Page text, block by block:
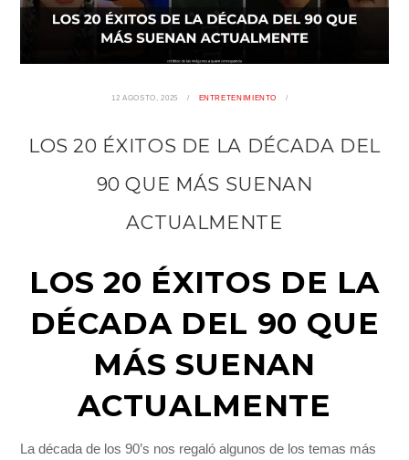
12 AGOSTO, 2025 ENTRETENIMIENTO
LOS 20 ÉXITOS DE LA DÉCADA DEL
90 QUE MÁS SUENAN
ACTUALMENTE
LOS 20 ÉXITOS DE LA
DÉCADA DEL 90 QUE
MÁS SUENAN
ACTUALMENTE
La década de los 90’s nos regaló algunos de los temas más